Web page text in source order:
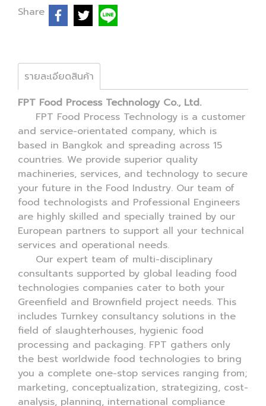
Share
รายละเอียดสินค้า
FPT Food Process Technology Co., Ltd.
FPT Food Process Technology is a customer
and service-orientated company, which is
based in Bangkok and spreading across 15
countries. We provide superior quality
machineries, services, and technology to secure
your future in the Food Industry. Our team of
food technologists and Professional Engineers
are highly skilled and specially trained by our
European partners to support all your technical
services and operational needs.
Our expert team of multi-disciplinary
consultants supported by global leading food
technologies companies cater to both your
Greenfield and Brownfield project needs. This
includes Turnkey consultancy solutions in the
field of slaughterhouses, hygienic food
processing and packaging. FPT gathers only
the best worldwide food technologies to bring
you a complete one-stop services ranging from;
marketing, conceptualization, strategizing, cost-
analysis, planning, international compliance